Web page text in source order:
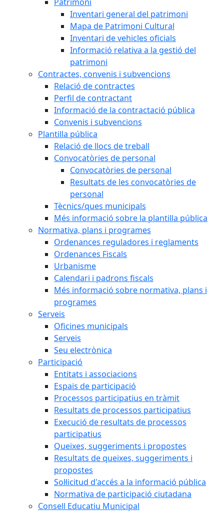
Inventari general del patrimoni
Mapa de Patrimoni Cultural
Inventari de vehicles oficials
Informació relativa a la gestió del
patrimoni
Contractes, convenis i subvencions
Relació de contractes
Perfil de contractant
Informació de la contractació pública
Convenis i subvencions
Plantilla pública
Relació de llocs de treball
Convocatòries de personal
Convocatòries de personal
Resultats de les convocatòries de
personal
Tècnics/ques municipals
Més informació sobre la plantilla pública
Normativa, plans i programes
Ordenances reguladores i reglaments
Ordenances Fiscals
Urbanisme
Calendari i padrons fiscals
Més informació sobre normativa, plans i
programes
Serveis
Oficines municipals
Serveis
Seu electrònica
Participació
Entitats i associacions
Espais de participació
Processos participatius en tràmit
Resultats de processos participatius
Execució de resultats de processos
participatius
Queixes, suggeriments i propostes
Resultats de queixes, suggeriments i
propostes
Sol·licitud d'accés a la informació pública
Normativa de participació ciutadana
Consell Educatiu Municipal